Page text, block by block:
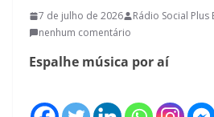
7 de julho de 2026
Rádio Social Plus
nenhum comentário
Espalhe música por aí